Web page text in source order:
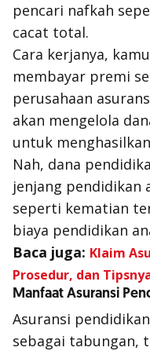
pencari nafkah
cacat total.
Cara kerjanya,
membayar premi
perusahaan
akan mengelola
untuk
Nah, dana
jenjang pendidikan
seperti kematian
biaya pendidikan
Baca juga: Klaim
Prosedur, dan
Manfaat Asuransi
Asuransi
sebagai tabungan,